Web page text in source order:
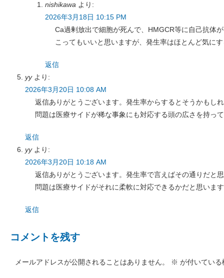
nishikawa より:
2026年3月18日 10:15 PM
Ca過剰放出で細胞が死んで、HMGCR等に自己抗体
こってもいいと思いますが、発生率はほとんど気に
返信
yy より:
2026年3月20日 10:08 AM
返信ありがとうございます。発生率からするとそうかもし
問題は医療サイドが稀な事象にも対応する頭の広さを持っ
返信
yy より:
2026年3月20日 10:18 AM
返信ありがとうございます。発生率で言えばその通りだと
問題は医療サイドがそれに柔軟に対応できるかだと思いま
返信
コメントを残す
メールアドレスが公開されることはありません。 ※ が付いてい